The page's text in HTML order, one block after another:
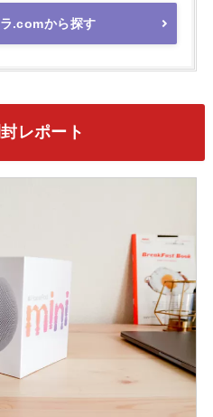
.comから探す
レポート